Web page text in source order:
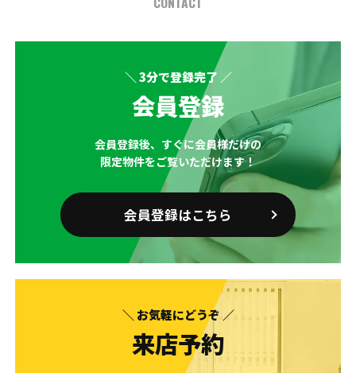
＼ 3分で登録完了 ／
会員登録
会員登録後、すぐに会員様だけの
限定物件をご覧いただけます！
会員登録はこちら
＼ お気軽にどうぞ ／
来店予約